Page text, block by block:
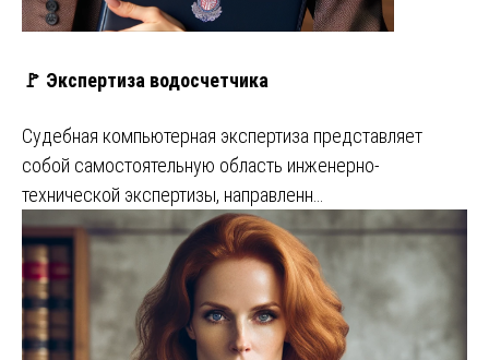
🚩 Экспертиза водосчетчика
Судебная компьютерная экспертиза представляет
собой самостоятельную область инженерно-
технической экспертизы, направленн…